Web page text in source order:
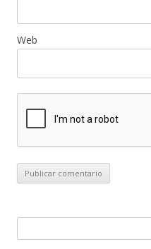
Web
u